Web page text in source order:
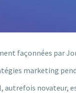
façonnées par
marketing
autrefois novateur,